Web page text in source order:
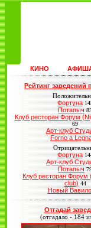
КИНО
Рейтинг заведений
Фортуна
Потапыч
Клуб ресторан Форум
69
Арт-клуб
Forno a
Фортуна
Арт-клуб
Потапыч
Клуб ресторан Форум
club) 44
Новый
Отгадай
(отгадало - 184